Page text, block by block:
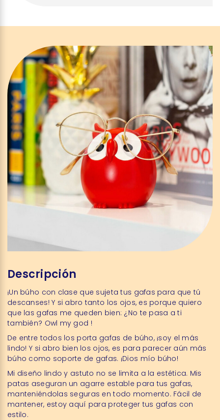
Descripción
¡Un búho con clase que sujeta tus gafas para que tú
descanses! Y si abro tanto los ojos, es porque quiero
que las gafas me queden bien: ¿No te pasa a ti
también? Owl my god !
De entre todos los porta gafas de búho,¡soy el más
lindo! Y si abro bien los ojos, es para parecer aún más
búho como soporte de gafas. ¡Dios mío búho!
Mi diseño lindo y astuto no se limita a la estética. Mis
patas aseguran un agarre estable para tus gafas,
manteniéndolas seguras en todo momento. Fácil de
mantener, estoy aquí para proteger tus gafas con
estilo.